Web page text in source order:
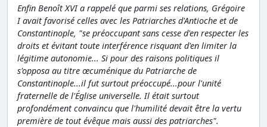
Enfin Benoît XVI a rappelé que parmi ses relations, Grégoire
I avait favorisé celles avec les Patriarches d'Antioche et de
Constantinople, "se préoccupant sans cesse d'en respecter les
droits et évitant toute interférence risquant d'en limiter la
légitime autonomie... Si pour des raisons politiques il
s'opposa au titre œcuménique du Patriarche de
Constantinople...il fut surtout préoccupé...pour l'unité
fraternelle de l'Église universelle. Il était surtout
profondément convaincu que l'humilité devait être la vertu
première de tout évêque mais aussi des patriarches".